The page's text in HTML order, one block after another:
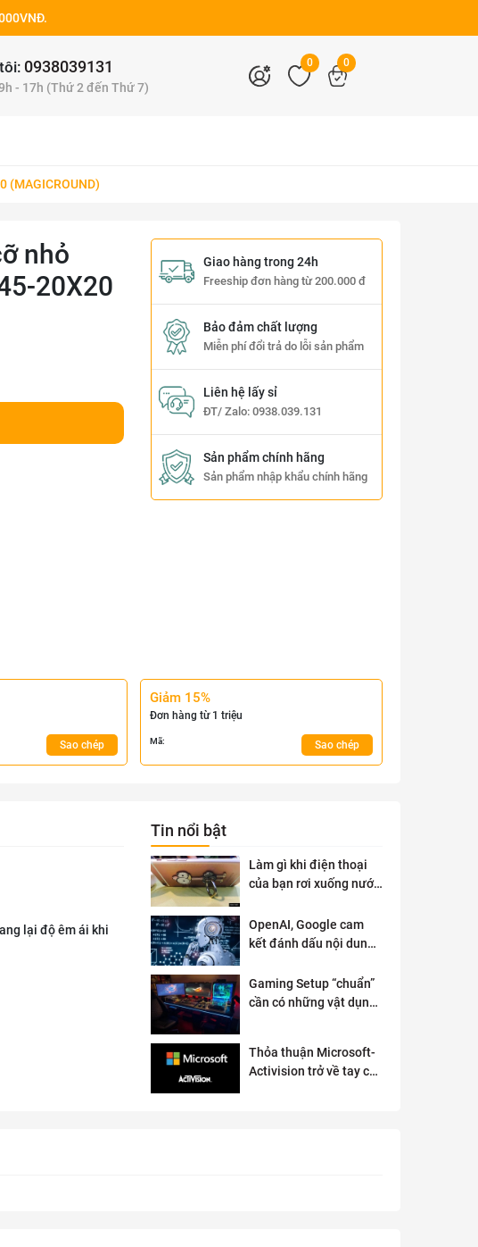
0938039131
- 17h (Thứ 2 đến Thứ 7)
0 0
(MAGICROUND)
nhỏ
20X20
Giao hàng trong 24h
Freeship đơn hàng từ 200.000 đ
Bảo đảm chất lượng
Miễn phí đổi trả do lỗi sản phẩm
Liên hệ lấy sỉ
ĐT/ Zalo: 0938.039.131
Sản phẩm chính hãng
Sản phẩm nhập khẩu chính hãng
Sao chép
Giảm 15%
Đơn hàng từ 1 triệu
Mã: Sao chép
lại độ êm ái khi
Tin nổi bật
Làm gì khi điện thoại
của bạn rơi xuống nước
OpenAI, Google cam
kết đánh dấu nội dung
Gaming Setup “chuẩn”
cần có những vật dụng
Thỏa thuận Microsoft-
Activision trở về tay cơ